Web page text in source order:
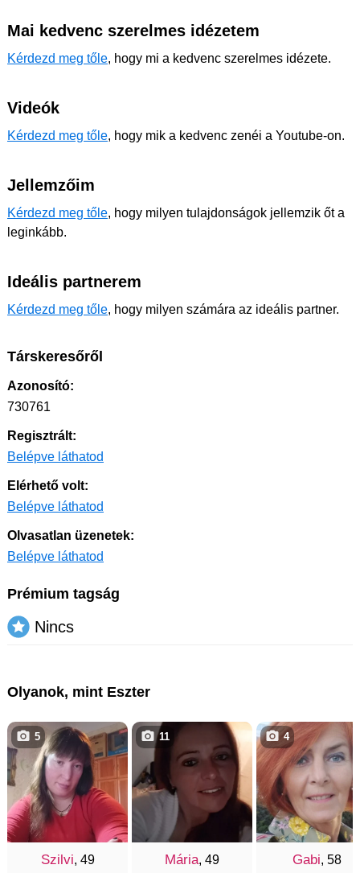
Mai kedvenc szerelmes idézetem
Kérdezd meg tőle, hogy mi a kedvenc szerelmes idézete.
Videók
Kérdezd meg tőle, hogy mik a kedvenc zenéi a Youtube-on.
Jellemzőim
Kérdezd meg tőle, hogy milyen tulajdonságok jellemzik őt a
leginkább.
Ideális partnerem
Kérdezd meg tőle, hogy milyen számára az ideális partner.
Társkeresőről
Azonosító:
730761
Regisztrált:
Belépve láthatod
Elérhető volt:
Belépve láthatod
Olvasatlan üzenetek:
Belépve láthatod
Prémium tagság
Nincs
Olyanok, mint Eszter
Szilvi, 49
5
Mária, 49
11
Gabi, 58
4